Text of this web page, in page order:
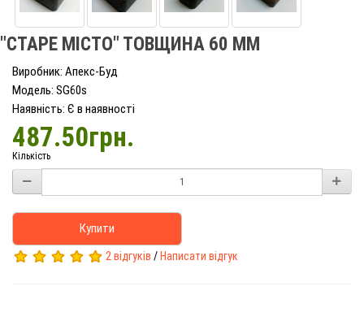
"СТАРЕ МІСТО" ТОВЩИНА 60 ММ
Виробник: Апекс-Буд
Модель: SG60s
Наявність: Є в наявності
487.50грн.
Кількість
Купити
2 відгуків / Написати відгук